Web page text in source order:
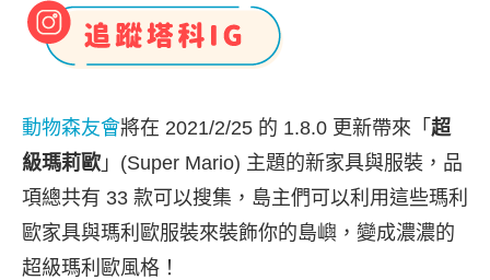
動物森友會將在 2021/2/25 的 1.8.0 更新帶來「 超
級瑪莉歐 」(Super Mario) 主題的新家具與服裝，品
項總共有 33 款可以搜集，島主們可以利用這些瑪利
歐家具與瑪利歐服裝來裝飾你的島嶼，變成濃濃的
超級瑪利歐風格！